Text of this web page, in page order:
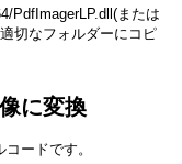
PdfImagerLP.dll(または
切なフォルダーにコピ
に変換
ードです。